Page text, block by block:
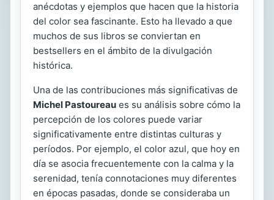
anécdotas y ejemplos que hacen que la historia
del color sea fascinante. Esto ha llevado a que
muchos de sus libros se conviertan en
bestsellers en el ámbito de la divulgación
histórica.
Una de las contribuciones más significativas de
Michel Pastoureau es su análisis sobre cómo la
percepción de los colores puede variar
significativamente entre distintas culturas y
períodos. Por ejemplo, el color azul, que hoy en
día se asocia frecuentemente con la calma y la
serenidad, tenía connotaciones muy diferentes
en épocas pasadas, donde se consideraba un